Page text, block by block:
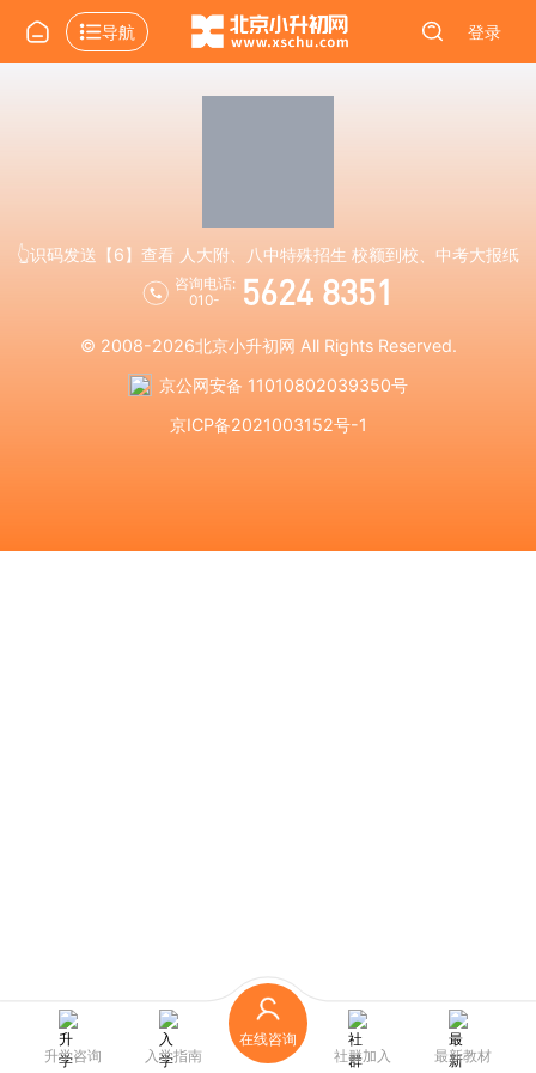
导航 登录
👆识码发送【6】查看 人大附、八中特殊招生 校额到校、中考大报纸
咨询电话:
010-
5624 8351
© 2008-2026北京小升初网 All Rights Reserved.
京公网安备 11010802039350号
京ICP备2021003152号-1
升学咨询 入学指南
在线咨询
社群加入
最新教材